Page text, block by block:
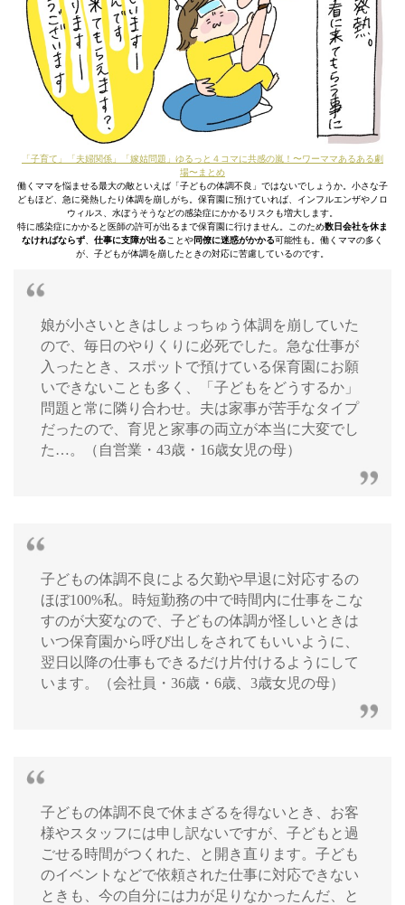
「子育て」「夫婦関係」「嫁姑問題」ゆるっと４コマに共感の嵐！〜ワーママあるある劇
場〜まとめ
働くママを悩ませる最大の敵といえば「子どもの体調不良」ではないでしょうか。小さな子
どもほど、急に発熱したり体調を崩しがち。保育園に預けていれば、インフルエンザやノロ
ウィルス、水ぼうそうなどの感染症にかかるリスクも増大します。
特に感染症にかかると医師の許可が出るまで保育園に行けません。このため数日会社を休ま
なければならず
仕事に支障が出る ことや同僚に迷惑がかかる可能性も。働くママの多く
が、子どもが体調を崩したときの対応に苦慮しているのです。
娘が小さいときはしょっちゅう体調を崩していた
ので、毎日のやりくりに必死でした。急な仕事が
入ったとき、スポットで預けている保育園にお願
いできないことも多く、「子どもをどうするか」
問題と常に隣り合わせ。夫は家事が苦手なタイプ
だったので、育児と家事の両立が本当に大変でし
た…。（自営業・43歳・16歳女児の母）
子どもの体調不良による欠勤や早退に対応するの
ほぼ100%私。時短勤務の中で時間内に仕事をこな
すのが大変なので、子どもの体調が怪しいときは
いつ保育園から呼び出しをされてもいいように、
翌日以降の仕事もできるだけ片付けるようにして
います。（会社員・36歳・6歳、3歳女児の母）
子どもの体調不良で休まざるを得ないとき、お客
様やスタッフには申し訳ないですが、子どもと過
ごせる時間がつくれた、と開き直ります。子ども
のイベントなどで依頼された仕事に対応できない
ときも、今の自分には力が足りなかったんだ、と